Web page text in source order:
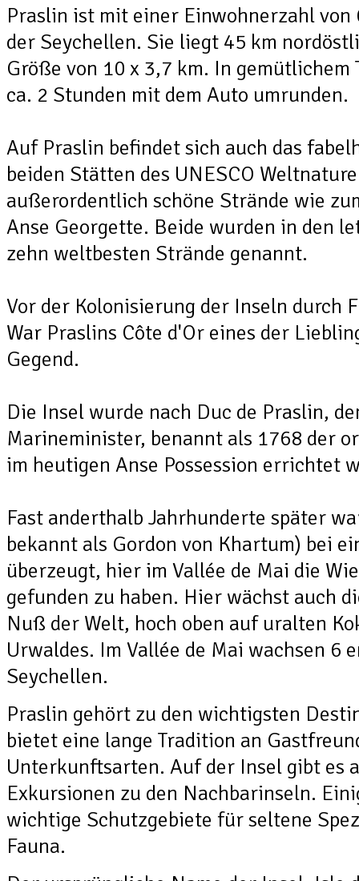
Praslin ist mit einer Einwohnerzahl
der Seychellen. Sie liegt 45 km
Größe von 10 x 3,7 km. In gemütlichem
ca. 2 Stunden mit dem Auto umrunden.
Auf Praslin befindet sich auch das
beiden Stätten des UNESCO
außerordentlich schöne Strände wie
Anse Georgette. Beide wurden in den
zehn weltbesten Strände genannt.
Vor der Kolonisierung der Inseln durch
War Praslins Côte d'Or eines der
Gegend.
Die Insel wurde nach Duc de Praslin,
Marineminister, benannt als 1768 der
im heutigen Anse Possession errichtet
Fast anderthalb Jahrhunderte später
bekannt als Gordon von Khartum) bei
überzeugt, hier im Vallée de Mai die
gefunden zu haben. Hier wächst auch
Nuß der Welt, hoch oben auf uralten
Urwaldes. Im Vallée de Mai wachsen 6
Seychellen.
Praslin gehört zu den wichtigsten
bietet eine lange Tradition an
Unterkunftsarten. Auf der Insel gibt es
Exkursionen zu den Nachbarinseln.
wichtige Schutzgebiete für seltene
Fauna.